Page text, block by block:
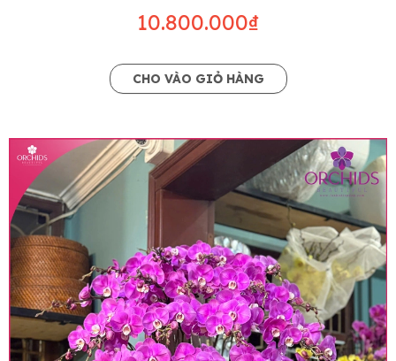
10.800.000₫
CHO VÀO GIỎ HÀNG